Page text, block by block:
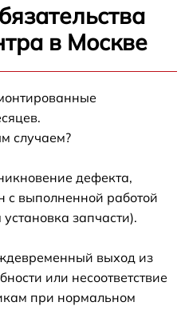
в Москве
случаем?
дефекта,
с выполненной работой
запчасти).
выход из
или несоответствие
при нормальном